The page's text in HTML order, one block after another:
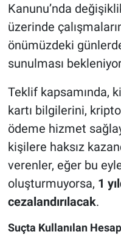
Kanunu’nda
üzerinde
önümüzdeki
sunulması
Teklif kapsamında,
kartı bilgilerini, kripto
ödeme hizmet
kişilere haksız
verenler, eğer bu
oluşturmuyorsa, 1
cezalandırılacak.
Suçta Kullanılan